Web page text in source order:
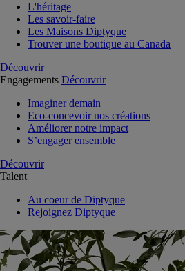
L'héritage
Les savoir-faire
Les Maisons Diptyque
Trouver une boutique au Canada
Découvrir
Engagements Découvrir
Imaginer demain
Eco-concevoir nos créations
Améliorer notre impact
S’engager ensemble
Découvrir
Talent
Au coeur de Diptyque
Rejoignez Diptyque